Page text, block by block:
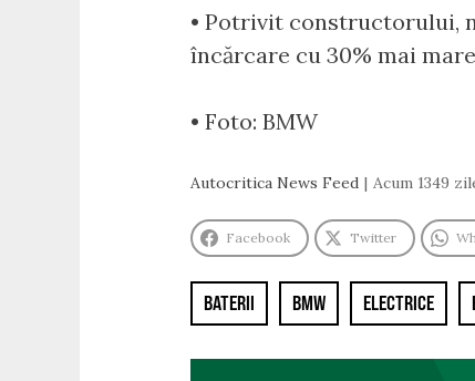
• Potrivit constructorului,
încărcare cu 30% mai
• Foto: BMW
Autocritica News Feed Acum 1349
Facebook Twitter
BATERII BMW ELECTRICE